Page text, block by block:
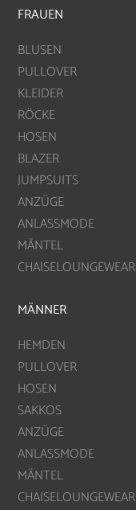
FRAUEN
BLUSEN
PULLOVER
KLEIDER
RÖCKE
HOSEN
BLAZER
JUMPSUITS
ANZÜGE
ANLASSMODE
MÄNTEL
CHAISELOUNGEWEAR
MÄNNER
HEMDEN
PULLOVER
HOSEN
SAKKOS
ANZÜGE
ANLASSMODE
MÄNTEL
CHAISELOUNGEWEAR